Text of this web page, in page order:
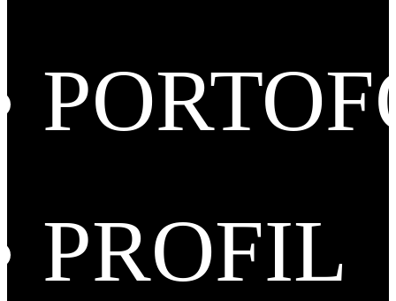
PROFIL